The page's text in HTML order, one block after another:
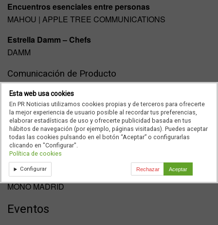
Encuentros esenciales entre personas
MAHOU | APPLE TREE COMMUNICATIONS
Estrella Damm – Chefs
DAMM
Comunicación de Producto
La huella que dejamos
BBVA
Una campaña diferente | 42 Madrid
FUNDACIÓN TELEFÓNICA | PRODIGIOSO VOLCÁN
Etiquetas
WALLAPOP | HOTWIRE PUBLIC RELATIONS SPAIN |
MONO MADRID
Eventos
Esta web usa cookies
En PR Noticias utilizamos cookies propias y de terceros para ofrecerte
la mejor experiencia de usuario posible al recordar tus preferencias,
elaborar estadísticas de uso y ofrecerte publicidad basada en tus
hábitos de navegación (por ejemplo, páginas visitadas). Puedes aceptar
todas las cookies pulsando en el botón “Aceptar” o configurarlas
clicando en "Configurar".
Política de cookies
Configurar Rechazar Aceptar